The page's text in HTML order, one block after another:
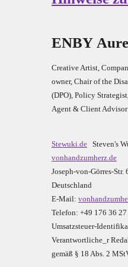
ENBY
Creative Artist,
owner, Chair of the
(DPO), Policy
Agent & Client Advisor
Stewuki.de Steven's
vonhandzumherz.de
Joseph-von-Görres-Str.
Deutschland
E-Mail:
Telefon: +49 176 36
Umsatzsteuer-
Verantwortliche_r R
gemäß § 18 Abs. 2